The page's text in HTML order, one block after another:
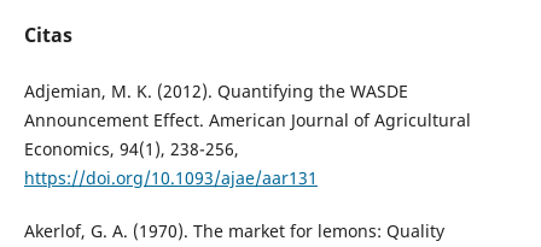
Citas
Adjemian, M. K. (2012). Quantifying the WASDE
Announcement Effect. American Journal of Agricultural
Economics, 94(1), 238-256,
https://doi.org/10.1093/ajae/aar131
Akerlof, G. A. (1970). The market for lemons: Quality